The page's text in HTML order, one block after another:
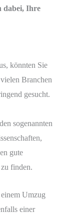
dabei, Ihre
könnten Sie
Branchen
gesucht.
sogenannten
gute
finden.
Umzug
einer